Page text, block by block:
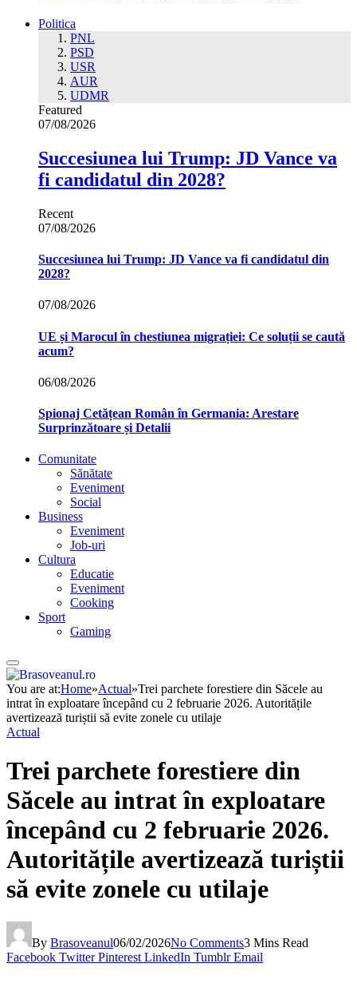
Politica
PNL
PSD
USR
AUR
UDMR
Featured
07/08/2026
Succesiunea lui Trump: JD Vance va
fi candidatul din 2028?
Recent
07/08/2026
Succesiunea lui Trump: JD Vance va fi candidatul din
2028?
07/08/2026
UE și Marocul în chestiunea migrației: Ce soluții se caută
acum?
06/08/2026
Spionaj Cetățean Român în Germania: Arestare
Surprinzătoare și Detalii
Comunitate
Sănătate
Eveniment
Social
Business
Eveniment
Job-uri
Cultura
Educatie
Eveniment
Cooking
Sport
Gaming
You are at:Home»Actual»Trei parchete forestiere din Săcele au
intrat în exploatare începând cu 2 februarie 2026. Autoritățile
avertizează turiștii să evite zonele cu utilaje
Actual
Trei parchete forestiere din
Săcele au intrat în exploatare
începând cu 2 februarie 2026.
Autoritățile avertizează turiștii
să evite zonele cu utilaje
By Brasoveanul06/02/2026No Comments3 Mins Read
Facebook Twitter Pinterest LinkedIn Tumblr Email